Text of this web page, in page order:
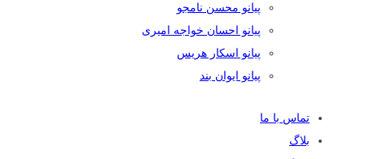
پیانو محسن نامجو
پیانو احسان خواجه امیری
پیانو اسکار هریس
پیانو ایوان بند
تماس با ما
بلاگ